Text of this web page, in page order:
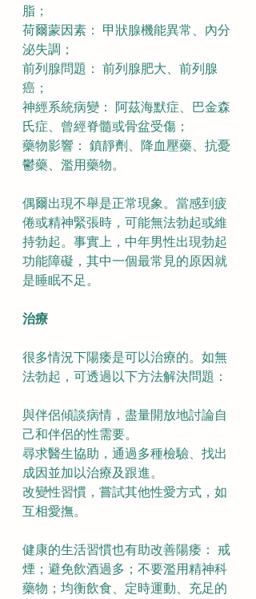
脂；
荷爾蒙因素： 甲狀腺機能異常、內分
泌失調；
前列腺問題： 前列腺肥大、前列腺
癌；
神經系統病變： 阿茲海默症、巴金森
氏症、曾經脊髓或骨盆受傷；
藥物影響： 鎮靜劑、降血壓藥、抗憂
鬱藥、濫用藥物。
偶爾出現不舉是正常現象。當感到疲
倦或精神緊張時，可能無法勃起或維
持勃起。事實上，中年男性出現勃起
功能障礙，其中一個最常見的原因就
是睡眠不足。
治療
很多情況下陽痿是可以治療的。如無
法勃起，可透過以下方法解決問題：
與伴侶傾談病情，盡量開放地討論自
己和伴侶的性需要。
尋求醫生協助，通過多種檢驗、找出
成因並加以治療及跟進。
改變性習慣，嘗試其他性愛方式，如
互相愛撫。
健康的生活習慣也有助改善陽痿： 戒
煙；避免飲酒過多；不要濫用精神科
藥物；均衡飲食、定時運動、充足的